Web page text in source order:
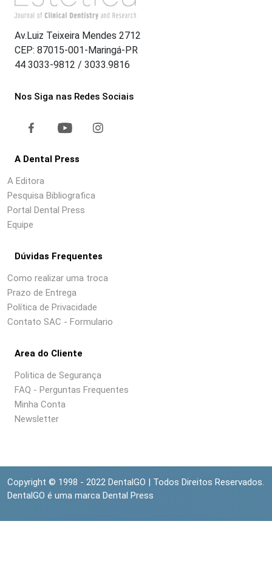
Av.Luiz Teixeira Mendes 2712
CEP: 87015-001-Maringá-PR
44 3033-9812 / 3033.9816
Nos Siga nas Redes Sociais
A Dental Press
A Editora
Pesquisa Bibliografica
Portal Dental Press
Equipe
Dúvidas Frequentes
Como realizar uma troca
Prazo de Entrega
Política de Privacidade
Contato SAC - Formulario
Area do Cliente
Politica de Segurança
FAQ - Perguntas Frequentes
Minha Conta
Newsletter
Copyright © 1998 - 2022 DentalGO | Todos Direitos Reservados.
DentalGO é uma marca Dental Press